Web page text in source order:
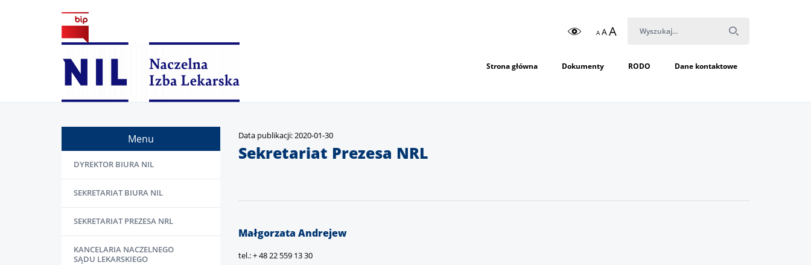
A AA
Strona główna Dokumenty RODO Dane kontaktowe
Menu
DYREKTOR BIURA NIL
SEKRETARIAT BIURA NIL
SEKRETARIAT PREZESA NRL
KANCELARIA NACZELNEGO
SĄDU LEKARSKIEGO
Data publikacji: 2020-01-30
Sekretariat Prezesa NRL
Małgorzata Andrejew
tel.: + 48 22 559 13 30